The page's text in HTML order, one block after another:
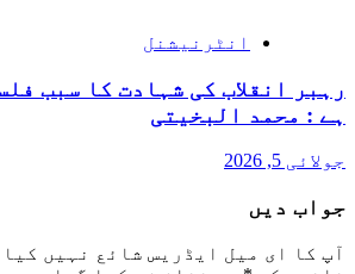
انٹرنیشنل
رہبر انقلاب کی شہادت کا سبب
ہے : محمد البخیتی
جولائی 5, 2026
جواب دیں
آپ کا ای میل ایڈریس شائع نہیں کیا